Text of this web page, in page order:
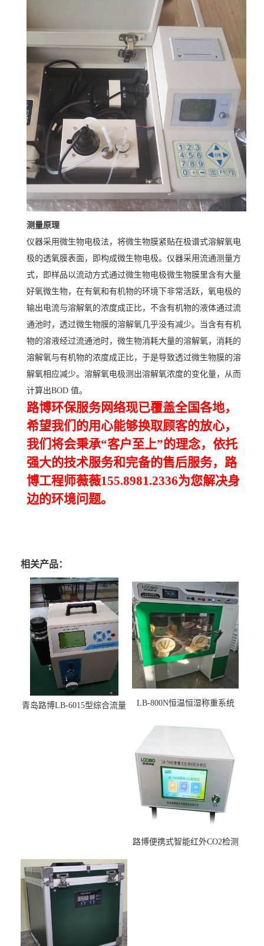
测量原理
仪器采用微生物电极法，将微生物膜紧贴在极谱式溶解氧电
极的透氧膜表面，即构成微生物电极。仪器采用流通测量方
式，即样品以流动方式通过微生物电极微生物膜里含有大量
好氧微生物，在有氧和有机物的环境下非常活跃，氧电极的
输出电流与溶解氧的浓度成正比，不含有机物的液体通过流
通池时，透过微生物膜的溶解氧几乎没有减少。当含有有机
物的溶液经过流通池时，微生物消耗大量的溶解氧，消耗的
溶解氧与有机物的浓度成正比，于是导致透过微生物膜的溶
解氧相应减少。溶解氧电极测出溶解氧浓度的变化量，从而
计算出BOD 值。
路博环保服务网络现已覆盖全国各地，
希望我们的用心能够换取顾客的放心，
我们将会秉承“客户至上”的理念，依托
强大的技术服务和完备的售后服务，路
博工程师薇薇155.8981.2336为您解决身
边的环境问题。
相关产品：
青岛路博LB-6015型综合流量
LB-800N恒温恒湿称重系统
路博便携式智能红外CO2检测